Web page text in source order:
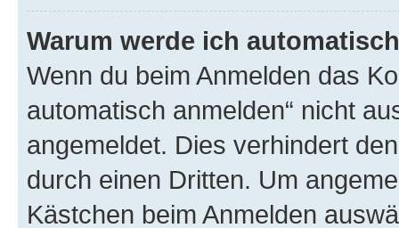
Warum werde ich
Wenn du beim Anmelden das
automatisch anmelden“ nicht
angemeldet. Dies verhindert
durch einen Dritten. Um
Kästchen beim Anmelden